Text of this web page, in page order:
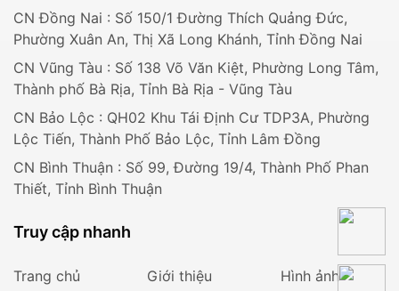
CN Đồng Nai : Số 150/1 Đường Thích Quảng Đức,
Phường Xuân An, Thị Xã Long Khánh, Tỉnh Đồng Nai
CN Vũng Tàu : Số 138 Võ Văn Kiệt, Phường Long Tâm,
Thành phố Bà Rịa, Tỉnh Bà Rịa - Vũng Tàu
CN Bảo Lộc : QH02 Khu Tái Định Cư TDP3A, Phường
Lộc Tiến, Thành Phố Bảo Lộc, Tỉnh Lâm Đồng
CN Bình Thuận : Số 99, Đường 19/4, Thành Phố Phan
Thiết, Tỉnh Bình Thuận
Truy cập nhanh
Trang chủ Giới thiệu Hình ảnh